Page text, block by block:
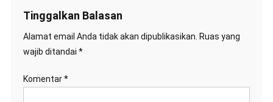
Tinggalkan Balasan
Alamat email Anda tidak akan dipublikasikan. Ruas yang
wajib ditandai *
Komentar*